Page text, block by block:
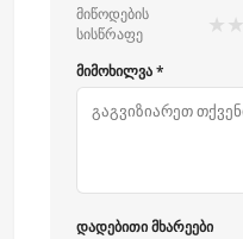
მიწოდების
სისწრაფე
★ ★
მიმოხილვა *
დადებითი მხარეები